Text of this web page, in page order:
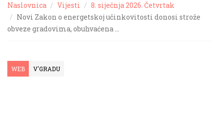
Naslovnica Vijesti
8. siječnja 2026. Četvrtak
Novi Zakon o energetskoj učinkovitosti donosi strože
obveze gradovima, obuhvaćena …
WEB V'GRADU